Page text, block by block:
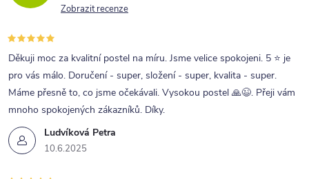
Zobrazit recenze
Ludvíková Petra
10.6.2025
Děkuji moc za kvalitní postel na míru. Jsme velice spokojeni. 5 ⭐ je
pro vás málo. Doručení - super, složení - super, kvalita - super.
Máme přesně to, co jsme očekávali. Vysokou postel 🙏😉. Přeji vám
mnoho spokojených zákazníků. Díky.